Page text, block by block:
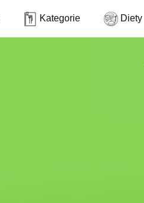
Kategorie Diety